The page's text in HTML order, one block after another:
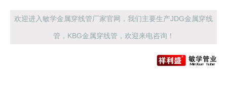
欢迎进入敏学金属穿线管厂家官网，我们主要生产JDG金属穿线
管，KBG金属穿线管，欢迎来电咨询！